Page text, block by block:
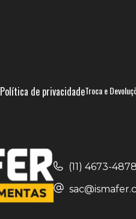
Política de privacidadeTroca e
(11) 4673-4878